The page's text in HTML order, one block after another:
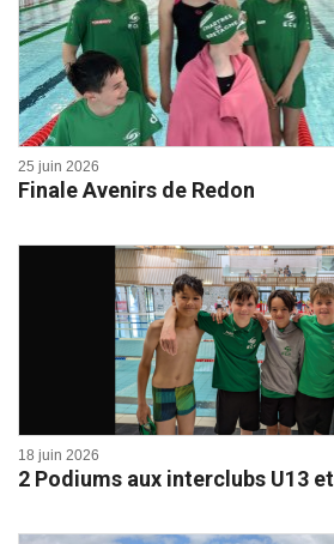
25 juin 2026
Finale Avenirs de Redon
18 juin 2026
2 Podiums aux interclubs U13